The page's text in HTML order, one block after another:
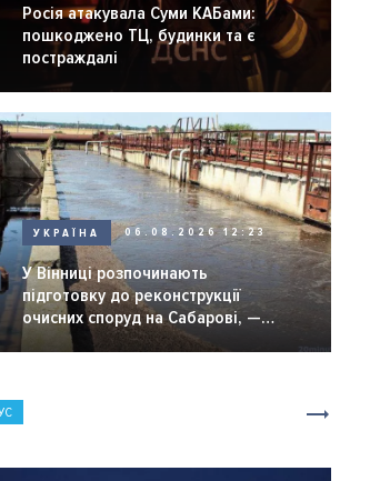
Росія атакувала Суми КАБами:
пошкоджено ТЦ, будинки та є
постраждалі
УКРАЇНА 06.08.2026 12:23
У Вінниці розпочинають
підготовку до реконструкції
очисних споруд на Сабарові, —
мер Вінниці.